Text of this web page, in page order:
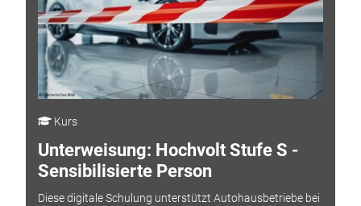
Kurs
Unterweisung: Hochvolt Stufe S -
Sensibilisierte Person
Diese digitale Schulung unterstützt Autohausbetriebe bei